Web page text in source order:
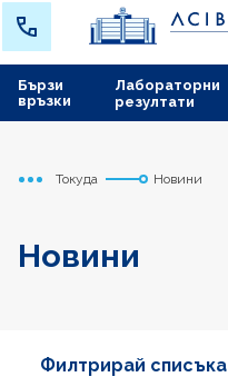
Лабораторни
резултати
Бързи
връзки
Начало
Токуда Новини
Новини
Филтрирай списъка